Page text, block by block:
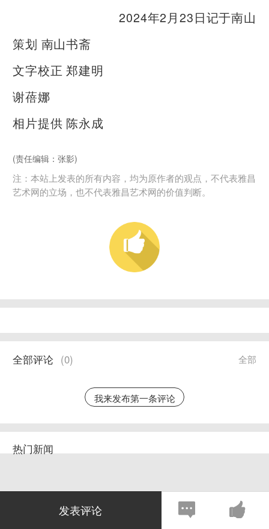
2024年2月23日记于南山
策划 南山书斋
文字校正 郑建明
谢蓓娜
相片提供 陈永成
(责任编辑：张影)
注：本站上发表的所有内容，均为原作者的观点，不代表雅昌
艺术网的立场，也不代表雅昌艺术网的价值判断。
全部
全部评论 (0)
我来发布第一条评论
热门新闻
发表评论